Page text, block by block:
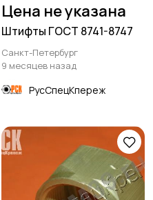
Цена не указана
Штифты ГОСТ 8741-8747
Санкт-Петербург
9 месяцев назад
РусСпецКпереж